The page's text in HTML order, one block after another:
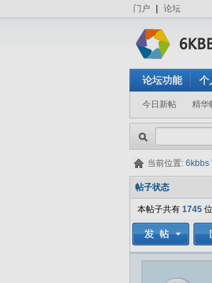
门户 论坛
论坛功能 个
今日新帖 精华
当前位置: 6kbbs
帖子状态
本帖子共有 1745